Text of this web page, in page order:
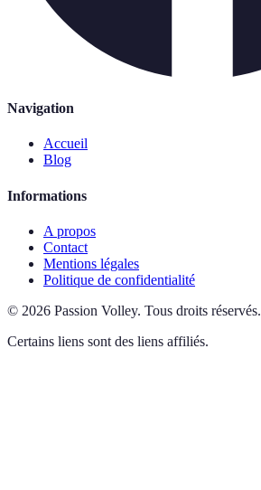
Navigation
Accueil
Blog
Informations
A propos
Contact
Mentions légales
Politique de confidentialité
© 2026 Passion Volley. Tous droits réservés.
Certains liens sont des liens affiliés.